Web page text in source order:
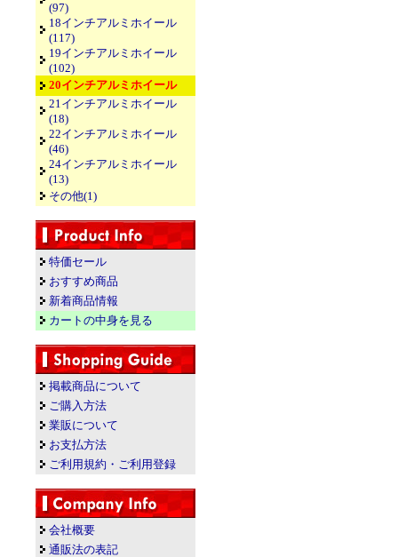
(97)
18インチアルミホイール
(117)
19インチアルミホイール
(102)
20インチアルミホイール
21インチアルミホイール
(18)
22インチアルミホイール
(46)
24インチアルミホイール
(13)
その他(1)
特価セール
おすすめ商品
新着商品情報
カートの中身を見る
掲載商品について
ご購入方法
業販について
お支払方法
ご利用規約・ご利用登録
会社概要
通販法の表記